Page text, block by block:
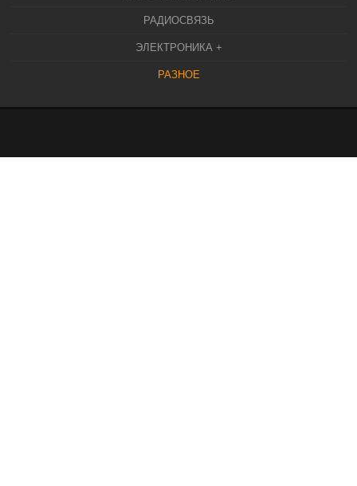
РАДИОСВЯЗЬ
ЭЛЕКТРОНИКА +
РАЗНОЕ